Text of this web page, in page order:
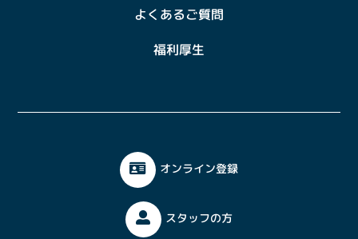
よくあるご質問
福利厚生
オンライン登録
スタッフの方